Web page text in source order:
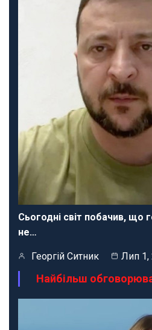
Сьогодні світ побачив, що
не…
Георгій Ситник Лип 1,
Найбільш